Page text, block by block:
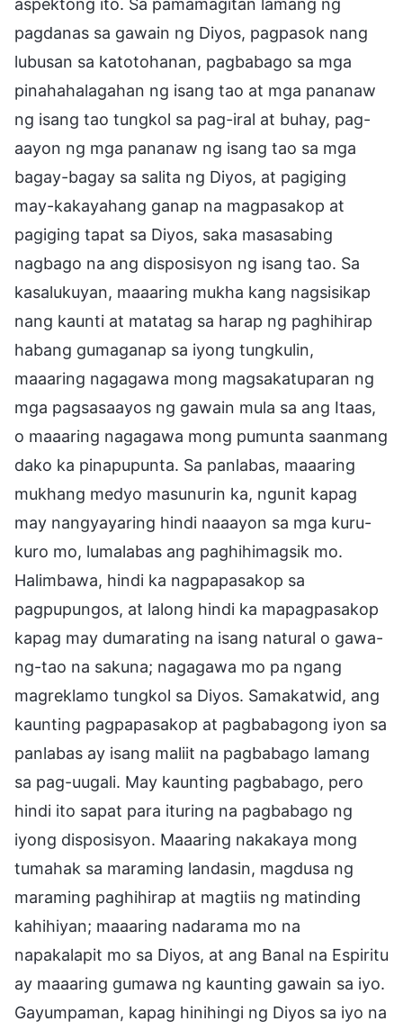
pagdanas sa gawain ng Diyos, pagpasok nang
lubusan sa katotohanan, pagbabago sa mga
pinahahalagahan ng isang tao at mga pananaw
ng isang tao tungkol sa pag-iral at buhay, pag-
aayon ng mga pananaw ng isang tao sa mga
bagay-bagay sa salita ng Diyos, at pagiging
may-kakayahang ganap na magpasakop at
pagiging tapat sa Diyos, saka masasabing
nagbago na ang disposisyon ng isang tao. Sa
kasalukuyan, maaaring mukha kang nagsisikap
nang kaunti at matatag sa harap ng paghihirap
habang gumaganap sa iyong tungkulin,
maaaring nagagawa mong magsakatuparan ng
mga pagsasaayos ng gawain mula sa ang Itaas,
o maaaring nagagawa mong pumunta saanmang
dako ka pinapupunta. Sa panlabas, maaaring
mukhang medyo masunurin ka, ngunit kapag
may nangyayaring hindi naaayon sa mga kuru-
kuro mo, lumalabas ang paghihimagsik mo.
Halimbawa, hindi ka nagpapasakop sa
pagpupungos, at lalong hindi ka mapagpasakop
kapag may dumarating na isang natural o gawa-
ng-tao na sakuna; nagagawa mo pa ngang
magreklamo tungkol sa Diyos. Samakatwid, ang
kaunting pagpapasakop at pagbabagong iyon sa
panlabas ay isang maliit na pagbabago lamang
sa pag-uugali. May kaunting pagbabago, pero
hindi ito sapat para ituring na pagbabago ng
iyong disposisyon. Maaaring nakakaya mong
tumahak sa maraming landasin, magdusa ng
maraming paghihirap at magtiis ng matinding
kahihiyan; maaaring nadarama mo na
napakalapit mo sa Diyos, at ang Banal na Espiritu
ay maaaring gumawa ng kaunting gawain sa iyo.
Gayumpaman, kapag hinihingi ng Diyos sa iyo na